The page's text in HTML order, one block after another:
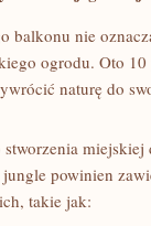
balkonu ‍nie
ogrodu. Oto
naturę do
​stworzenia
powinien
takie ⁤jak: